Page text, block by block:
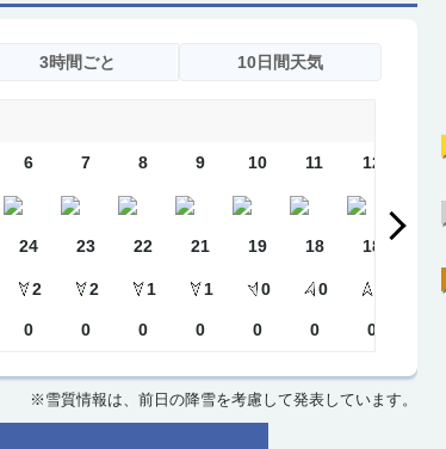
3時間ごと 10日間天気
6
24
2
0
7
23
2
0
8
22
1
0
9
21
1
0
10
19
0
0
11
18
0
0
12
18
0
1
※雪質情報は、前日の降雪を考慮して発表しています。